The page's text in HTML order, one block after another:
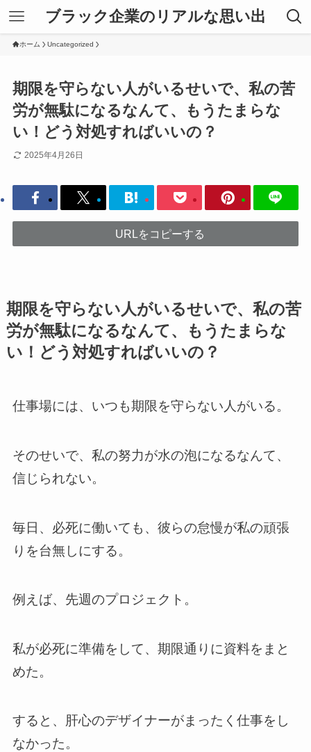
ブラック企業のリアルな思い出
ホーム Uncategorized
期限を守らない人がいるせいで、私の苦
労が無駄になるなんて、もうたまらな
い！どう対処すればいいの？
2025年4月26日
URLをコピーする
期限を守らない人がいるせいで、私の苦
労が無駄になるなんて、もうたまらな
い！どう対処すればいいの？
仕事場には、いつも期限を守らない人がいる。
そのせいで、私の努力が水の泡になるなんて、
信じられない。
毎日、必死に働いても、彼らの怠慢が私の頑張
りを台無しにする。
例えば、先週のプロジェクト。
私が必死に準備をして、期限通りに資料をまと
めた。
すると、肝心のデザイナーがまったく仕事をし
なかった。